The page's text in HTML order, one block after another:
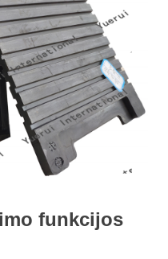
funkcijos